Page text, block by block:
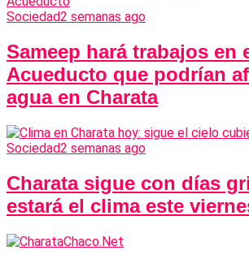
Sociedad2 semanas ago
Sameep hará trabajos en
Acueducto que podrían
agua en Charata
Sociedad2 semanas ago
Charata sigue con días
estará el clima este